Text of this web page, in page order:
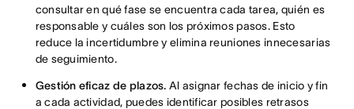
consultar en qué fase se encuentra cada tarea, quién es
responsable y cuáles son los próximos pasos. Esto
reduce la incertidumbre y elimina reuniones innecesarias
de seguimiento.
Gestión eficaz de plazos. Al asignar fechas de inicio y fin
a cada actividad, puedes identificar posibles retrasos